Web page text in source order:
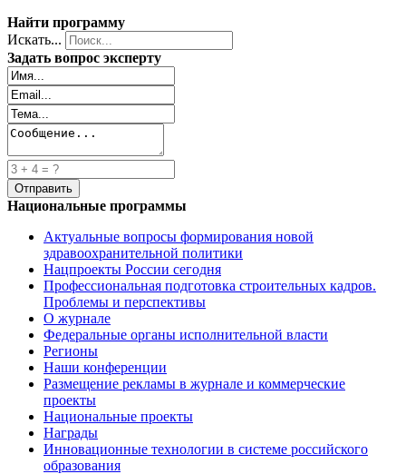
Найти программу
Искать...
Задать вопрос эксперту
Национальные программы
Актуальные вопросы формирования новой
здравоохранительной политики
Нацпроекты России сегодня
Профессиональная подготовка строительных кадров.
Проблемы и перспективы
О журнале
Федеральные органы исполнительной власти
Регионы
Наши конференции
Размещение рекламы в журнале и коммерческие
проекты
Национальные проекты
Награды
Инновационные технологии в системе российского
образования